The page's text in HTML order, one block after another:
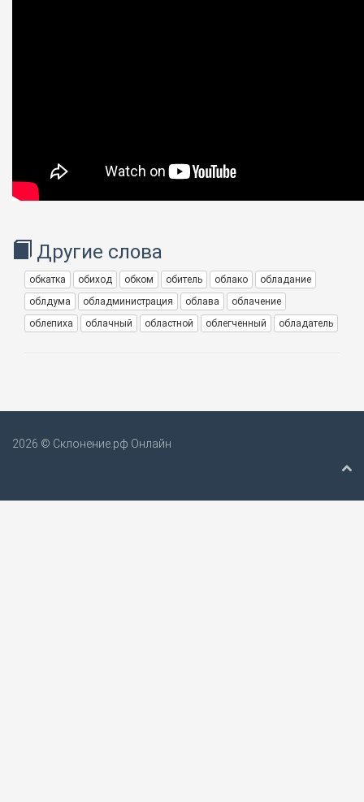
Другие слова
обкатка обиход обком обитель облако
обладание
облдума
обладминистрация облава
облачение
облепиха
облачный областной облегченный обладатель
2026 © Склонение.рф Онлайн